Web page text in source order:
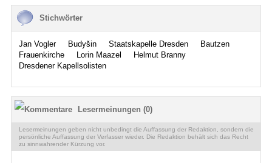
Stichwörter
Jan Vogler Budyšin Staatskapelle Dresden
Bautzen
Frauenkirche
Lorin Maazel
Helmut Branny
Dresdener Kapellsolisten
Lesermeinungen (0)
Lesermeinungen geben nicht unbedingt die Auffassung der Redaktion, sondern die
persönliche Auffassung der Verfasser wieder. Die Redaktion behält sich das Recht
zu sinnwahrender Kürzung vor.